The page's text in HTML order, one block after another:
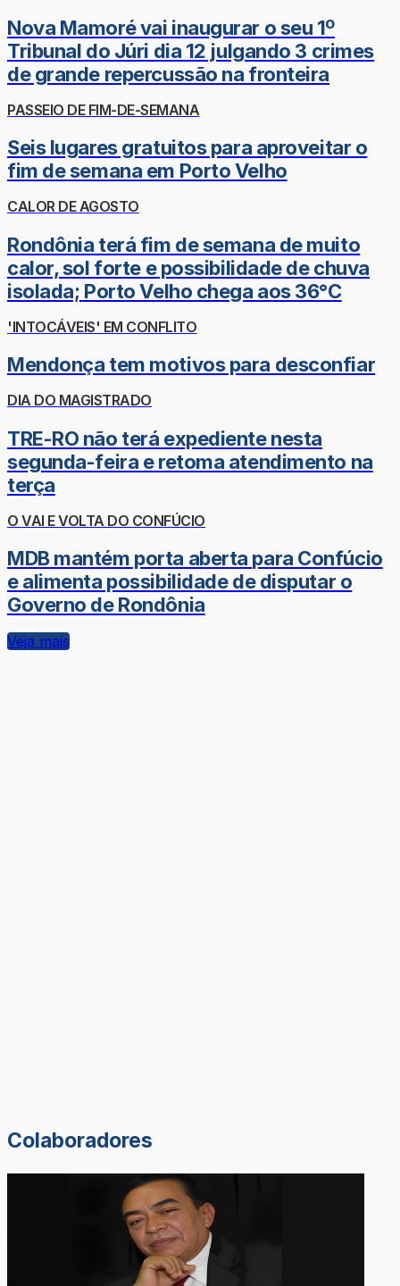
Nova Mamoré vai inaugurar o seu 1º
Tribunal do Júri dia 12 julgando 3 crimes
de grande repercussão na fronteira
PASSEIO DE FIM-DE-SEMANA
Seis lugares gratuitos para aproveitar o
fim de semana em Porto Velho
CALOR DE AGOSTO
Rondônia terá fim de semana de muito
calor, sol forte e possibilidade de chuva
isolada; Porto Velho chega aos 36°C
'INTOCÁVEIS' EM CONFLITO
Mendonça tem motivos para desconfiar
DIA DO MAGISTRADO
TRE-RO não terá expediente nesta
segunda-feira e retoma atendimento na
terça
O VAI E VOLTA DO CONFÚCIO
MDB mantém porta aberta para Confúcio
e alimenta possibilidade de disputar o
Governo de Rondônia
Veja mais
Colaboradores